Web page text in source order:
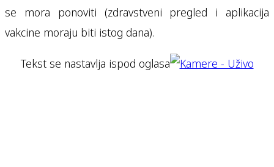
se mora ponoviti (zdravstveni pregled i aplikacija
vakcine moraju biti istog dana).
Tekst se nastavlja ispod oglasa